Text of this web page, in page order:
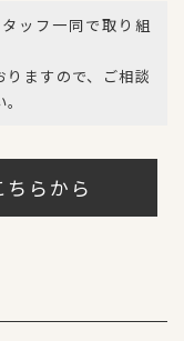
ッフ一同で取り組
ますので、ご相談
らから